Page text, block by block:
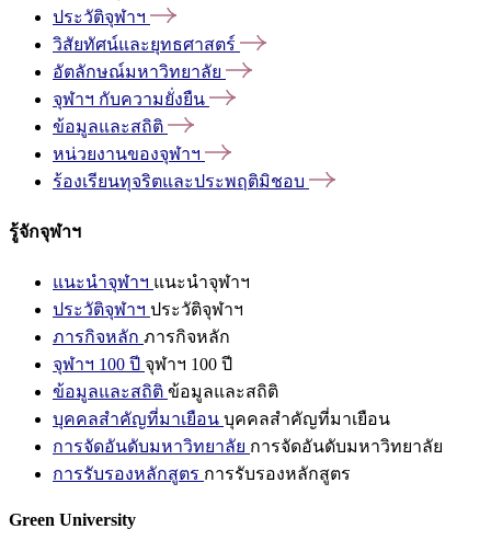
ประวัติจุฬาฯ
วิสัยทัศน์และยุทธศาสตร์
อัตลักษณ์มหาวิทยาลัย
จุฬาฯ กับความยั่งยืน
ข้อมูลและสถิติ
หน่วยงานของจุฬาฯ
ร้องเรียนทุจริตและประพฤติมิชอบ
รู้จักจุฬาฯ
แนะนำจุฬาฯ แนะนำจุฬาฯ
ประวัติจุฬาฯ ประวัติจุฬาฯ
ภารกิจหลัก ภารกิจหลัก
จุฬาฯ 100 ปี จุฬาฯ 100 ปี
ข้อมูลและสถิติ ข้อมูลและสถิติ
บุคคลสำคัญที่มาเยือน บุคคลสำคัญที่มาเยือน
การจัดอันดับมหาวิทยาลัย การจัดอันดับมหาวิทยาลัย
การรับรองหลักสูตร การรับรองหลักสูตร
Green University